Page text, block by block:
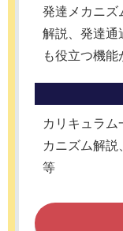
発達メカニズ
解説、発達通
も役立つ機能
カリキュラム
カニズム解説
等